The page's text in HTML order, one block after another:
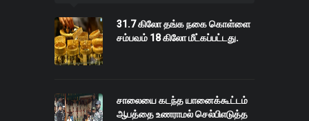
31.7 கிலோ தங்க நகை கொள்ளை
சம்பவம் 18 கிலோ மீட்கப்பட்டது.
சாலையை கடந்த யானைக்கூட்டம்
ஆபத்தை உணராமல் செல்பிஎடுத்த